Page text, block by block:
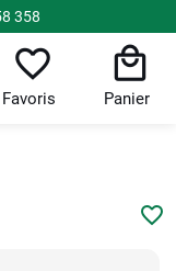
358
Favoris Panier